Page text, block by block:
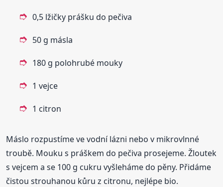
0,5 lžičky prášku do pečiva
50 g másla
180 g polohrubé mouky
1 vejce
1 citron
Máslo rozpustíme ve vodní lázni nebo v mikrovlnné
troubě. Mouku s práškem do pečiva prosejeme. Žloutek
s vejcem a se 100 g cukru vyšleháme do pěny. Přidáme
čistou strouhanou kůru z citronu, nejlépe bio.